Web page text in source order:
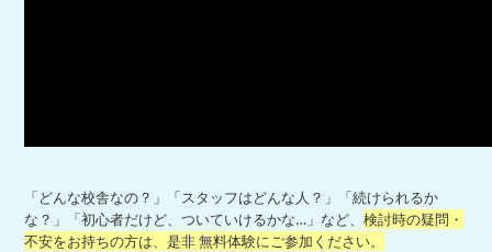
「どんな校舎なの？」「スタッフはどんな人？」「続けられるか
な？」「初心者だけど、ついていけるかな…」など、検討時の疑問・
不安をお持ちの方は、是非 無料体験にご参加ください。